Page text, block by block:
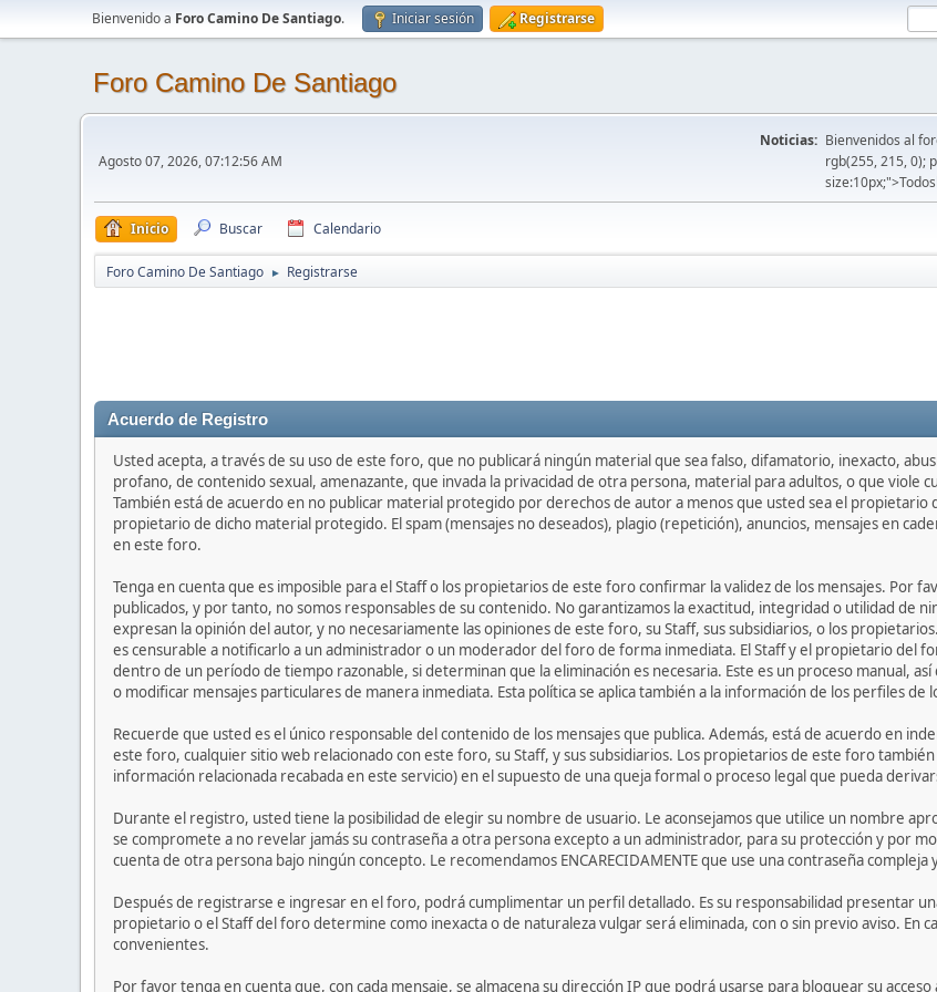
Bienvenido a Foro Camino De Santiago. Iniciar sesión Registrarse
Foro Camino De Santiago
Agosto 07, 2026, 07:12:56 AM
Noticias: Bienvenidos al
rgb(255, 215, 0);
Inicio Buscar Calendario
Foro Camino De Santiago ► Registrarse
Acuerdo de Registro
Usted acepta, a través de su uso de este foro, que no publicará ningún material que sea falso, difamatorio, inexacto,
profano, de contenido sexual, amenazante, que invada la privacidad de otra persona, material para adultos, o que viole
También está de acuerdo en no publicar material protegido por derechos de autor a menos que usted sea el
propietario de dicho material protegido. El spam (mensajes no deseados), plagio (repetición), anuncios, mensajes en
en este foro.
Tenga en cuenta que es imposible para el Staff o los propietarios de este foro confirmar la validez de los mensajes. Por
publicados, y por tanto, no somos responsables de su contenido. No garantizamos la exactitud, integridad o utilidad de
expresan la opinión del autor, y no necesariamente las opiniones de este foro, su Staff, sus subsidiarios, o los
es censurable a notificarlo a un administrador o un moderador del foro de forma inmediata. El Staff y el propietario del
dentro de un período de tiempo razonable, si determinan que la eliminación es necesaria. Este es un proceso manual,
o modificar mensajes particulares de manera inmediata. Esta política se aplica también a la información de los perfiles de
Recuerde que usted es el único responsable del contenido de los mensajes que publica. Además, está de acuerdo en
este foro, cualquier sitio web relacionado con este foro, su Staff, y sus subsidiarios. Los propietarios de este foro
información relacionada recabada en este servicio) en el supuesto de una queja formal o proceso legal que pueda
Durante el registro, usted tiene la posibilidad de elegir su nombre de usuario. Le aconsejamos que utilice un nombre
se compromete a no revelar jamás su contraseña a otra persona excepto a un administrador, para su protección y por
cuenta de otra persona bajo ningún concepto. Le recomendamos ENCARECIDAMENTE que use una contraseña
Después de registrarse e ingresar en el foro, podrá cumplimentar un perfil detallado. Es su responsabilidad presentar
propietario o el Staff del foro determine como inexacta o de naturaleza vulgar será eliminada, con o sin previo aviso. En
convenientes.
Por favor tenga en cuenta que, con cada mensaje, se almacena su dirección IP que podrá usarse para bloquear su